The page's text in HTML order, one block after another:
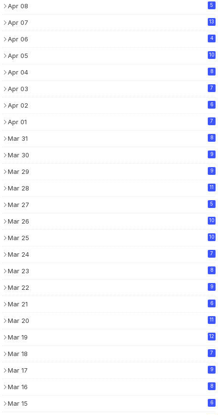
Apr 08 5
Apr 07 13
Apr 06 4
Apr 05 10
Apr 04 8
Apr 03 7
Apr 02 6
Apr 01 7
Mar 31 8
Mar 30 9
Mar 29 9
Mar 28 11
Mar 27 5
Mar 26 10
Mar 25 10
Mar 24 7
Mar 23 8
Mar 22 9
Mar 21 6
Mar 20 11
Mar 19 12
Mar 18 7
Mar 17 9
Mar 16 8
Mar 15 6